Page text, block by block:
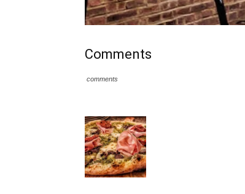
Comments
comments